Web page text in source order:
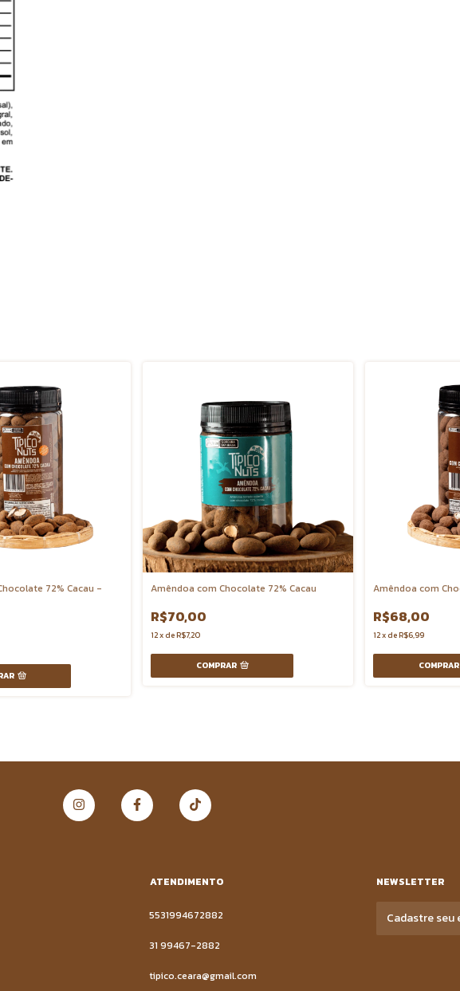
72% Cacau - Amêndoa com Chocolate 72% Cacau
R$70,00
12xdeR$7,20
COMPRAR
Amêndoa com
R$68,00
12xdeR$6,99
COMPRAR
ATENDIMENTO
5531994672882
31 99467-2882
tipico.ceara@gmail.com
NEWSLETTER